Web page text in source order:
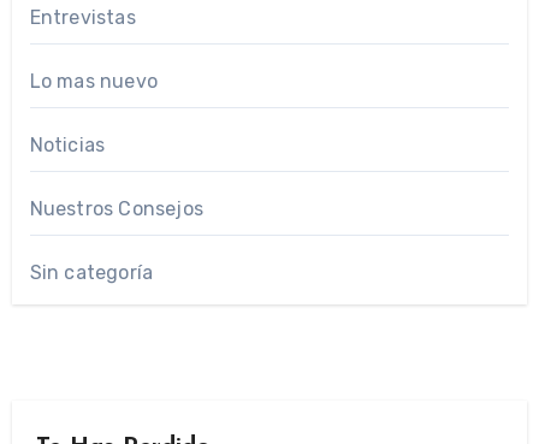
Entrevistas
Lo mas nuevo
Noticias
Nuestros Consejos
Sin categoría